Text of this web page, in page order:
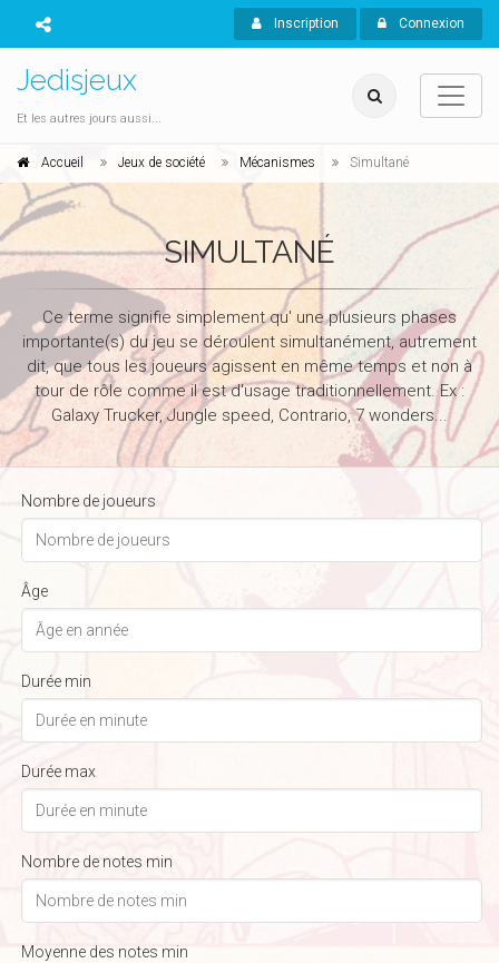
Inscription Connexion
Jedisjeux
Et les autres jours aussi...
Accueil Jeux de société Mécanismes Simultané
SIMULTANÉ
Ce terme signifie simplement qu' une plusieurs phases
importante(s) du jeu se déroulent simultanément, autrement
dit, que tous les joueurs agissent en même temps et non à
tour de rôle comme il est d'usage traditionnellement. Ex :
Galaxy Trucker, Jungle speed, Contrario, 7 wonders...
Nombre de joueurs
Âge
Durée min
Durée max
Nombre de notes min
Moyenne des notes min